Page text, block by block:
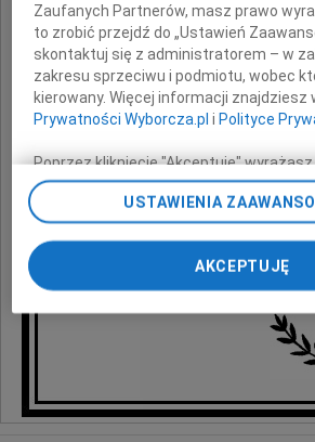
wyrazy
z
Częstochowskiego
Zaufanych Partnerów, masz prawo
to zrobić przejdź do „Ustawień
skontaktuj się z administratorem – w
zakresu sprzeciwu i podmiotu, wobec
kierowany. Więcej informacji znajdziesz
Prywatności Wyborcza.pl i Polityce
Poprzez kliknięcie "Akceptuję"
zainstalowanie i przechowywanie
Wyborczej sp. z o. o. jej Zaufanych
na Twoim urządzeniu końcowym.
chwili zmienić swoje preferencje dot.
ponownie wywołując narzędzie do
preferencjami dot. przetwarzania
odnośnik „Ustawienia prywatności” w
przechodząc do sekcji „Ustawienia
Zmiana ustawień plików cookie
My, nasi Zaufani Partnerzy i Agora S.A.
USTAWIENIA
AKCEPTUJĘ